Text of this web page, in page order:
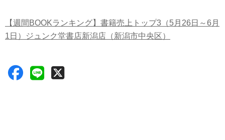
【週間BOOKランキング】書籍売上トップ3（5月26日～6月
1日）ジュンク堂書店新潟店（新潟市中央区）